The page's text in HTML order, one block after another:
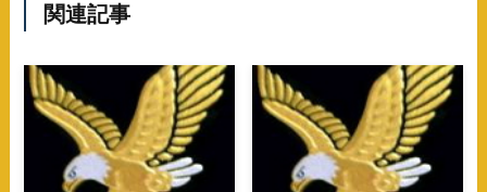
関連記事